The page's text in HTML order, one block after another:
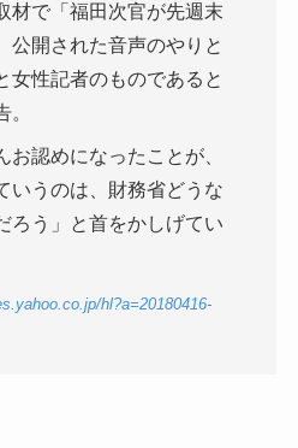
材で「福田次官が先週末
公開された音声のやりと
女性記者のものであると
お認めになったことが、
いうのは、財務省どうな
ろう」と首をかしげてい
hl?a=20180416-